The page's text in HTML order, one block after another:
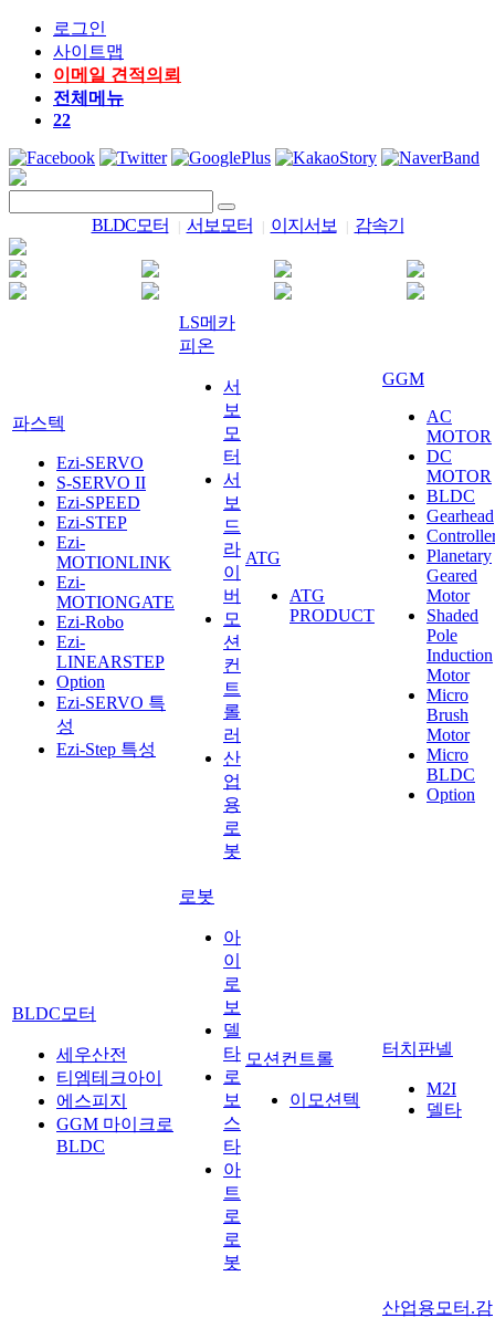
로그인
사이트맵
이메일 견적의뢰
전체메뉴
22
BLDC모터 서보모터 이지서보 감속기
파스텍
Ezi-SERVO
S-SERVO II
Ezi-SPEED
Ezi-STEP
Ezi-
MOTIONLINK
Ezi-
MOTIONGATE
Ezi-Robo
Ezi-
LINEARSTEP
Option
Ezi-SERVO 특
성
Ezi-Step 특성
LS메카
피온
서
보
모
터
서
보
드
라
이
버
모
션
컨
트
롤
러
산
업
용
로
봇
ATG
ATG
PRODUCT
GGM
AC
MOTOR
DC
MOTOR
BLDC
Gearhead
Planetary
Geared
Motor
Shaded
Pole
Induction
Motor
Micro
Brush
Motor
Micro
BLDC
Option
BLDC모터
세우산전
티엠테크아이
에스피지
GGM 마이크로
BLDC
로봇
아
이
로
보
델
타
로
보
스
타
아
트
로
로
봇
모션컨트롤
이모션텍
터치판넬
M2I
델타
산업용모터.감